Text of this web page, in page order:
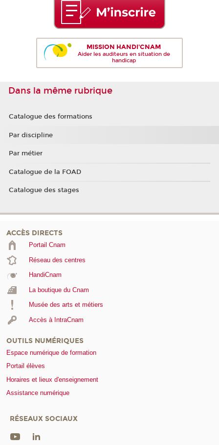
MISSION HANDI'CNAM
Aider les auditeurs en situation de
handicap
Dans la même rubrique
Catalogue des formations
Par discipline
Par métier
Catalogue de la FOAD
Catalogue des stages
ACCÈS DIRECTS
Portail Cnam
Réseau des centres
HandiCnam
La boutique du Cnam
Musée des arts et métiers
Accès à IntraCnam
OUTILS NUMÉRIQUES
Espace numérique de formation
Portail élèves
Horaires et lieux d'enseignement
Assistance numérique
RÉSEAUX SOCIAUX